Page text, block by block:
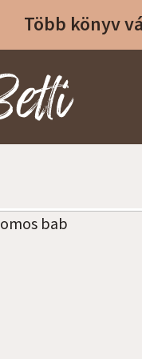
Több könyv